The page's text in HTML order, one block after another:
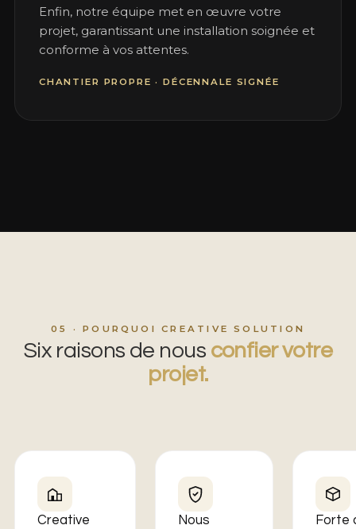
Enfin, notre équipe met en œuvre votre
projet, garantissant une installation soignée et
conforme à vos attentes.
CHANTIER PROPRE · DÉCENNALE SIGNÉE
05 · POURQUOI CREATIVE SOLUTION
Six raisons de nous confier votre
projet.
Creative
Nous
Forte